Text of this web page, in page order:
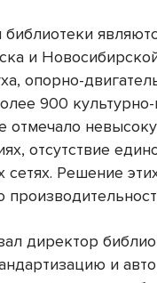
библиотеки
и
опорно-
900
отмечало
отсутствие
сетях. Решение
директор
и